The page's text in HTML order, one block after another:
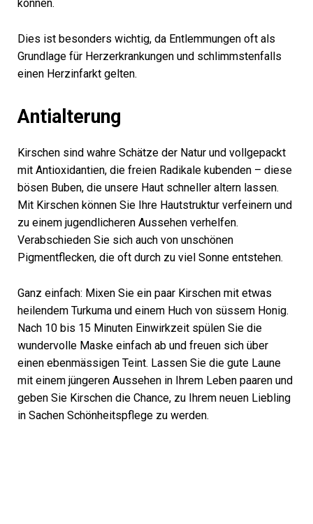
können.
Dies ist besonders wichtig, da Entlemmungen oft als
Grundlage für Herzerkrankungen und schlimmstenfalls
einen Herzinfarkt gelten.
Antialterung
Kirschen sind wahre Schätze der Natur und vollgepackt
mit Antioxidantien, die freien Radikale kubenden – diese
bösen Buben, die unsere Haut schneller altern lassen.
Mit Kirschen können Sie Ihre Hautstruktur verfeinern und
zu einem jugendlicheren Aussehen verhelfen.
Verabschieden Sie sich auch von unschönen
Pigmentflecken, die oft durch zu viel Sonne entstehen.
Ganz einfach: Mixen Sie ein paar Kirschen mit etwas
heilendem Turkuma und einem Huch von süssem Honig.
Nach 10 bis 15 Minuten Einwirkzeit spülen Sie die
wundervolle Maske einfach ab und freuen sich über
einen ebenmässigen Teint. Lassen Sie die gute Laune
mit einem jüngeren Aussehen in Ihrem Leben paaren und
geben Sie Kirschen die Chance, zu Ihrem neuen Liebling
in Sachen Schönheitspflege zu werden.